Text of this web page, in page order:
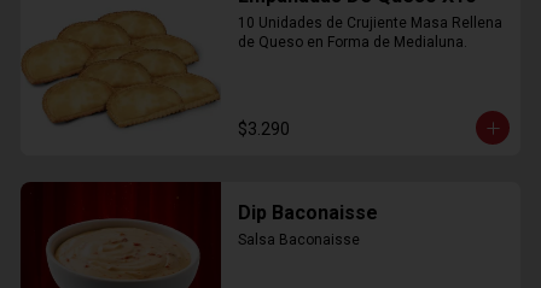
10 Unidades de Crujiente Masa Rellena
de Queso en Forma de Medialuna.
$3.290
Dip Baconaisse
Salsa Baconaisse